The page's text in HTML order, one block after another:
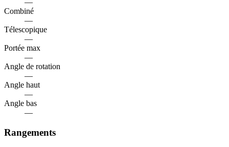
—
Combiné
—
Télescopique
—
Portée max
—
Angle de rotation
—
Angle haut
—
Angle bas
—
Rangements